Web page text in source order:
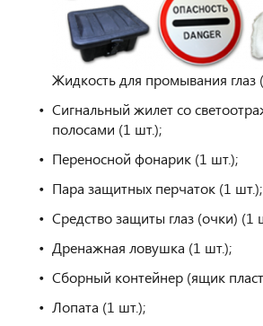
Жидкость для промывания глаз
Сигнальный жилет со
полосами (1 шт.);
Переносной фонарик (1 шт.);
Пара защитных перчаток (1 шт.);
Средство защиты глаз (очки) (1
Дренажная ловушка (1 шт.);
Сборный контейнер (ящик
Лопата (1 шт.);